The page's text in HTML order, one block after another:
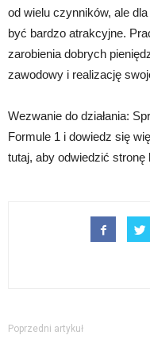
od wielu czynników, ale
być bardzo atrakcyjne.
zarobienia dobrych
zawodowy i realizację
Wezwanie do działania:
Formule 1 i dowiedz się
tutaj, aby odwiedzić stronę
Poprzedni artykuł